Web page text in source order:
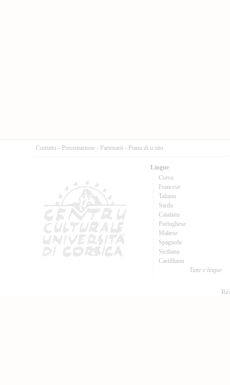
Cuntattu - Presentazione - Partenarii - Pianu di u situ
Lingue
Corsu
Francese
Talianu
Sardu
Catalanu
Purtughese
Maltese
Spagnolu
Sicilianu
Castillianu
Tutte e lingue